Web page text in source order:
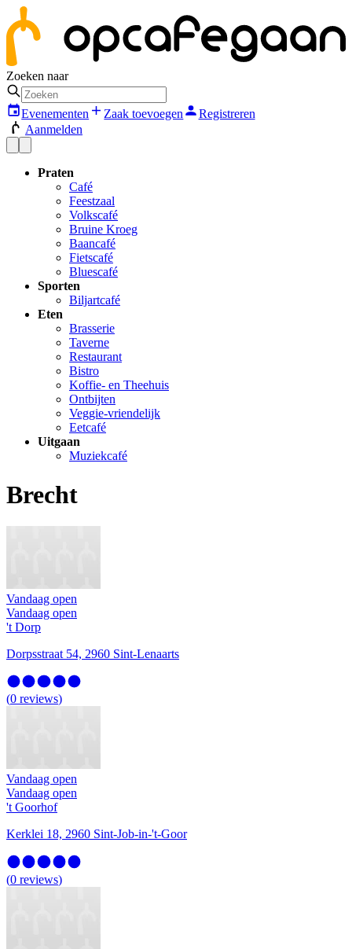
Zoeken naar
Evenementen Zaak toevoegen
Registreren
Aanmelden
Praten
Café
Feestzaal
Volkscafé
Bruine Kroeg
Baancafé
Fietscafé
Bluescafé
Sporten
Biljartcafé
Eten
Brasserie
Taverne
Restaurant
Bistro
Koffie- en Theehuis
Ontbijten
Veggie-vriendelijk
Eetcafé
Uitgaan
Muziekcafé
Brecht
Vandaag open
Vandaag open
't Dorp
Dorpsstraat 54, 2960 Sint-Lenaarts
(0 reviews)
Vandaag open
Vandaag open
't Goorhof
Kerklei 18, 2960 Sint-Job-in-'t-Goor
(0 reviews)